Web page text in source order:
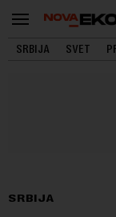
SRBIJA SVET
SRBIJA